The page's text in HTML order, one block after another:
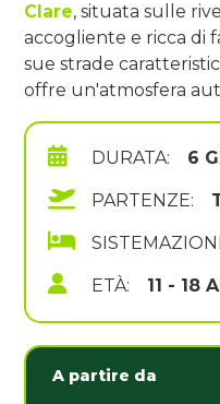
Clare, situata sulle
accogliente e ricca di
sue strade
offre un'atmosfera
DURATA: 6
PARTENZE:
ETÀ: 11 - 18
A partire da